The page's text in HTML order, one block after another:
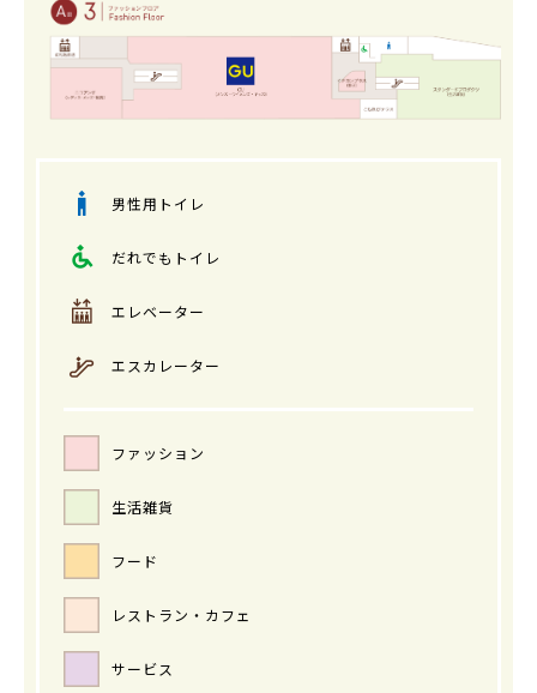
男性用トイレ
だれでもトイレ
エレベーター
エスカレーター
ファッション
生活雑貨
フード
レストラン・カフェ
サービス